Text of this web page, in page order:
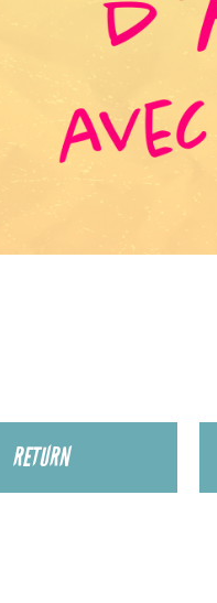
RETURN